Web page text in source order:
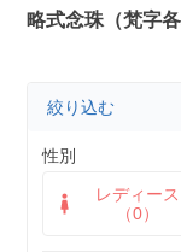
略式念珠（梵字各
絞り込む
性別
レディース
（0）